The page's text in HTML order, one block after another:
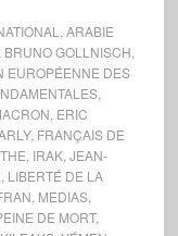
ARABIE
BRUNO GOLLNISCH
EUROPÉENNE DES
,
ERIC
, FRANÇAIS DE
IRAK, JEAN-
LIBERTÉ DE LA
MEDIAS,
DE MORT,